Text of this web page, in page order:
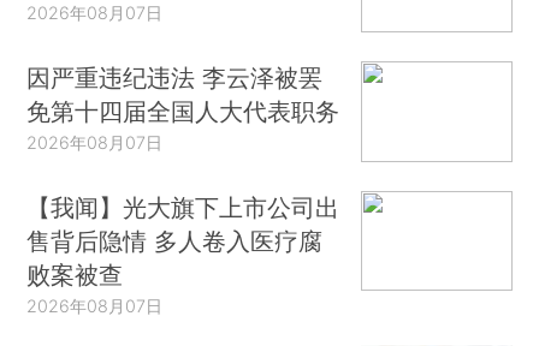
2026年08月07日
因严重违纪违法 李云泽被罢
免第十四届全国人大代表职务
2026年08月07日
【我闻】光大旗下上市公司出
售背后隐情 多人卷入医疗腐
败案被查
2026年08月07日